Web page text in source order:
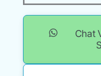
Chat